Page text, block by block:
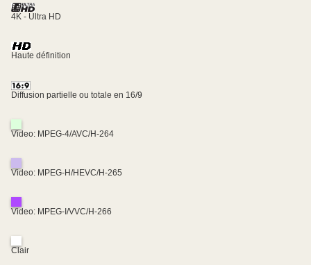
4K - Ultra HD
Haute définition
Diffusion partielle ou totale en 16/9
Video: MPEG-4/AVC/H-264
Video: MPEG-H/HEVC/H-265
Video: MPEG-I/VVC/H-266
Clair